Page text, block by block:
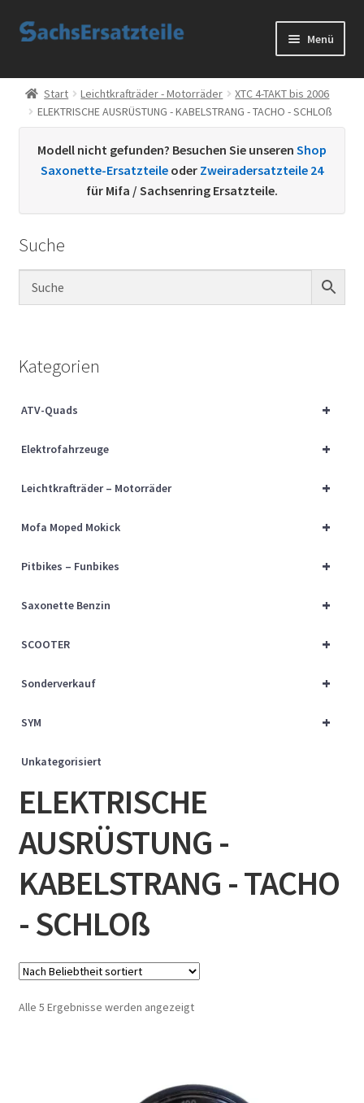
Zur
Zum
Menü
Start
AGB
Datenschutzerklärung
Kontakt
Sachs Ersatzteile
Über uns
Start Leichtkrafträder - Motorräder
XTC 4-TAKT bis 2006
ELEKTRISCHE AUSRÜSTUNG - KABELSTRANG - TACHO - SCHLOß
Modell nicht gefunden? Besuchen Sie unseren Shop
Saxonette-Ersatzteile oder Zweiradersatzteile 24
für Mifa / Sachsenring Ersatzteile.
Suche
Kategorien
+
ATV-Quads
+
Elektrofahrzeuge
+
Leichtkrafträder – Motorräder
+
Mofa Moped Mokick
+
Pitbikes – Funbikes
+
Saxonette Benzin
+
SCOOTER
+
Sonderverkauf
+
SYM
Unkategorisiert
ELEKTRISCHE
AUSRÜSTUNG -
KABELSTRANG - TACHO
- SCHLOß
Alle 5 Ergebnisse werden angezeigtNach